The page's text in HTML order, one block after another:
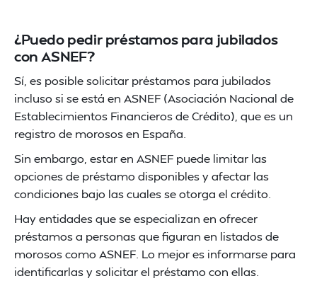
¿Puedo pedir préstamos para jubilados
con ASNEF?
Sí, es posible solicitar préstamos para jubilados
incluso si se está en ASNEF (Asociación Nacional de
Establecimientos Financieros de Crédito), que es un
registro de morosos en España.
Sin embargo, estar en ASNEF puede limitar las
opciones de préstamo disponibles y afectar las
condiciones bajo las cuales se otorga el crédito.
Hay entidades que se especializan en ofrecer
préstamos a personas que figuran en listados de
morosos como ASNEF. Lo mejor es informarse para
identificarlas y solicitar el préstamo con ellas.